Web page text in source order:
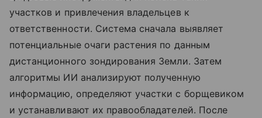
участков и привлечения владельцев к
ответственности. Система сначала выявляет
потенциальные очаги растения по данным
дистанционного зондирования Земли. Затем
алгоритмы ИИ анализируют полученную
информацию, определяют участки с борщевиком
и устанавливают их правообладателей. После